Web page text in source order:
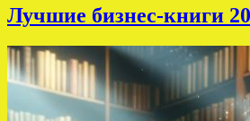
Лучшие бизнес-книги